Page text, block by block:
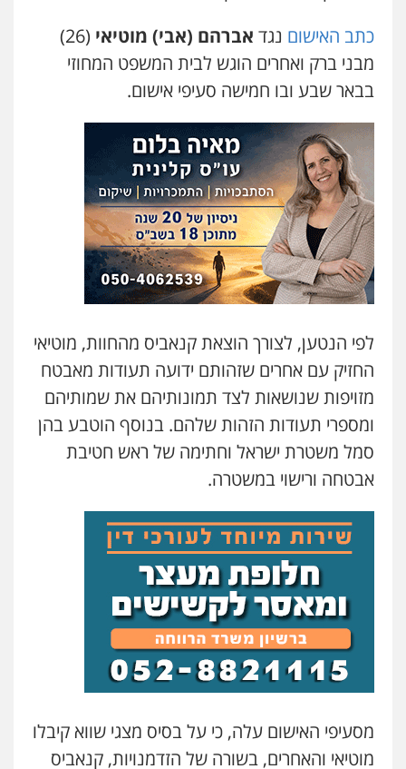
0502228917
בר ציון – אוזן משרד עורכי דין
פלילי עבירות תנועה תעבורה
0505258475
עו"ד מוחמד סביחאת
פלילי תעבורה פשיעה כלכלית
0525077716
עו"ד אמיר נאטור
0543326767
חנא בולוס – משרד עורכי דין
פלילי פשיעה חמורה צווארון לבן נזיקין
0546661544
פלילי עורכי דין לענייני אסירים מעצרים
סמים רכוש
0548009246
עו"ד אלון ארז
פלילי צבאי סמים אלימות במשפחה
לבן
0507368203
פלילי מעצרים צווארון לבן פשיעה חמורה
0523407232
כתב האישום נגד אברהם (אבי) מוטיאי
(26)
מבני ברק ואחרים הוגש לבית המשפט המחוזי
בבאר שבע ובו חמישה סעיפי אישום.
לפי הנטען, לצורך הוצאת קנאביס מהחוות, מוטיאי
החזיק עם אחרים שזהותם ידועה תעודות מאבטח
מזויפות שנושאות לצד תמונותיהם את שמותיהם
ומספרי תעודות הזהות שלהם. בנוסף הוטבע בהן
סמל משטרת ישראל וחתימה של ראש חטיבת
אבטחה ורישוי במשטרה.
מסעיפי האישום עלה, כי על בסיס מצגי שווא קיבלו
מוטיאי והאחרים, בשורה של הזדמנויות, קנאביס